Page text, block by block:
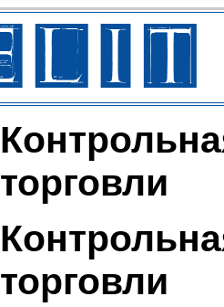
торговли
торговли